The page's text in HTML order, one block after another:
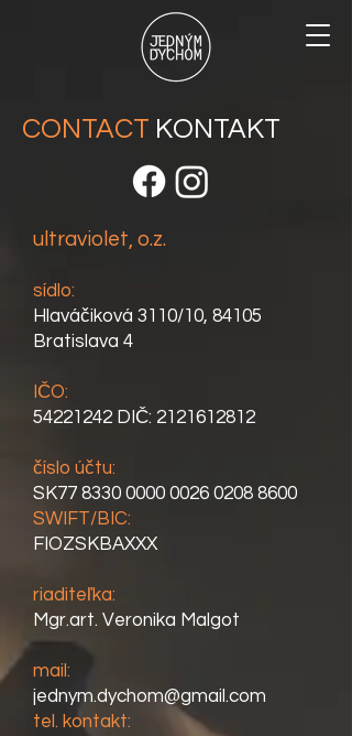
CONTACT KONTAKT
ultraviolet, o.z.
sídlo:
Hlaváčiková 3110/10, 84105
Bratislava 4
IČO:
54221242 DIČ: 2121612812
číslo účtu:
SK77 8330 0000 0026 0208 8600
SWIFT/BIC:
FIOZSKBAXXX
riaditeľka:
Mgr.art. Veronika Malgot
mail:
jednym.dychom@gmail.com
tel. kontakt: